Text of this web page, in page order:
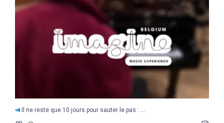
5
Il ne reste que 10 jours pour sauter le pas : ...